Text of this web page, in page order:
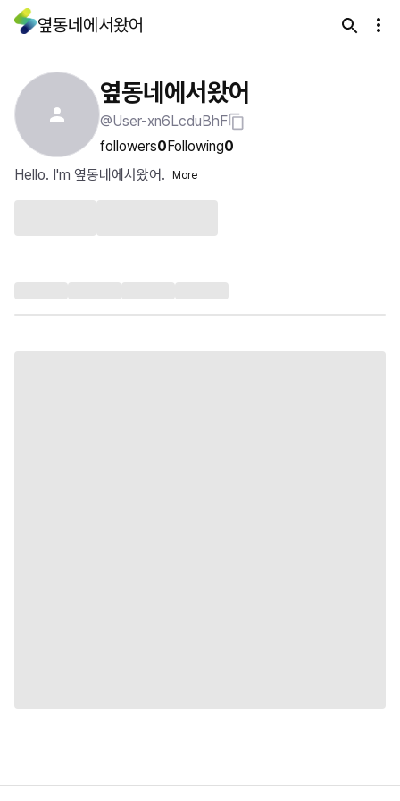
옆동네에서왔어
옆동네에서왔어
@User-xn6LcduBhF
followers0Following0
Hello. I'm 옆동네에서왔어.
More